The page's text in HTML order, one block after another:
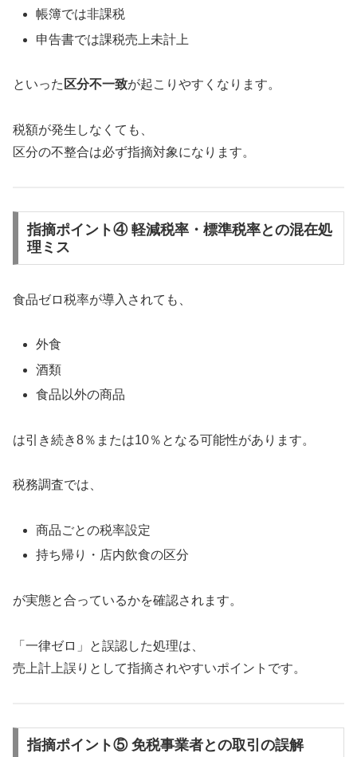
帳簿では非課税
申告書では課税売上未計上
といった 区分不一致が起こりやすくなります。
税額が発生しなくても、
区分の不整合は必ず指摘対象になります。
指摘ポイント④ 軽減税率・標準税率との混在処
理ミス
食品ゼロ税率が導入されても、
外食
酒類
食品以外の商品
は引き続き8％または10％となる可能性があります。
税務調査では、
商品ごとの税率設定
持ち帰り・店内飲食の区分
が実態と合っているかを確認されます。
「一律ゼロ」と誤認した処理は、
売上計上誤りとして指摘されやすいポイントです。
指摘ポイント⑤ 免税事業者との取引の誤解